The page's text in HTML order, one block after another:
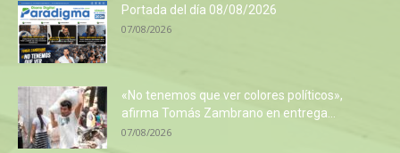
Portada del día 08/08/2026
07/08/2026
«No tenemos que ver colores políticos»,
afirma Tomás Zambrano en entrega...
07/08/2026